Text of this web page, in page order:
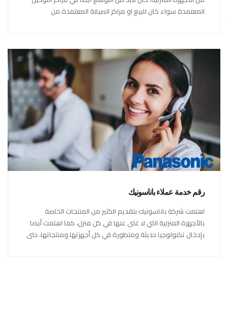
المعتمدة سواء كان للبيع او مراكز الصيانة المعتمدة من
رقم خدمة عملاء باناسونيك
اهتمت شركة باناسونيك بتقديم الكثير من المنتجات الخاصة
بالأجهزة المنزلية التي لا غنى عنها في كل منزل، كما اهتمت أيضا
بإدخال تكنولوجيا حديثة ومتطورة في كل أجهزتها ومنتجاتها، حتى